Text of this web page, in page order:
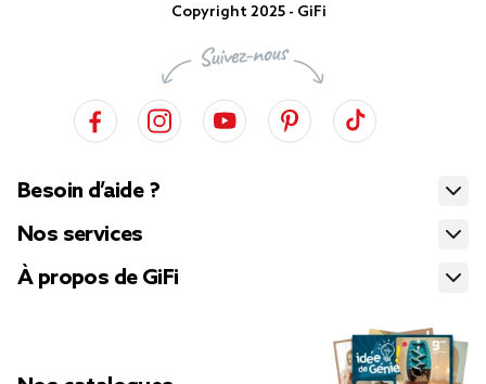
Copyright 2025 - GiFi
Besoin d’aide ?
Nos services
À propos de GiFi